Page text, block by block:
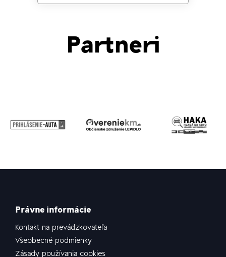
Partneri
Právne informácie
Kontakt na prevádzkovateľa
Všeobecné podmienky
Zásady používania cookies